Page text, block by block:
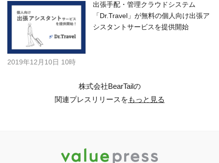
出張手配・管理クラウドシステム
「Dr.Travel」が無料の個人向け出張ア
シスタントサービスを提供開始
2019年12月10日 10時
株式会社BearTailの
関連プレスリリースをもっと見る